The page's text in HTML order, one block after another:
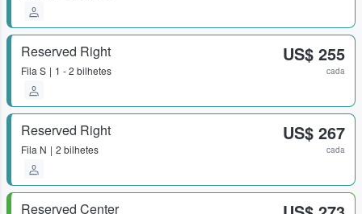
Reserved Right
Fila S 1 - 2 bilhetes
US$ 255
cada
Reserved Right
Fila N 2 bilhetes
US$ 267
cada
Reserved Center